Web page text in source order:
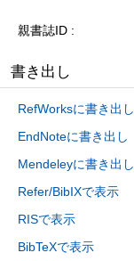
親書誌ID
書き出し
RefWorksに書き出し
EndNoteに書き出し
Mendeleyに書き出し
Refer/BibIXで表示
RISで表示
BibTeXで表示